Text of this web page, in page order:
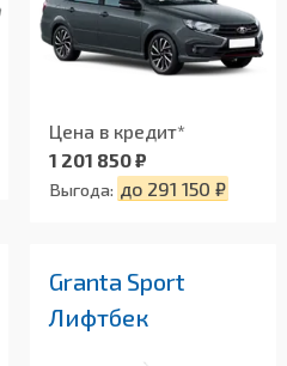
Цена в кредит*
1 201 850 ₽
Выгода: до 291 150 ₽
Granta Sport
Лифтбек